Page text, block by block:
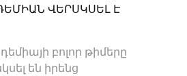
ՎԵՐՍԿՍԵԼ Է
բոլոր թիմերը
են իրենց